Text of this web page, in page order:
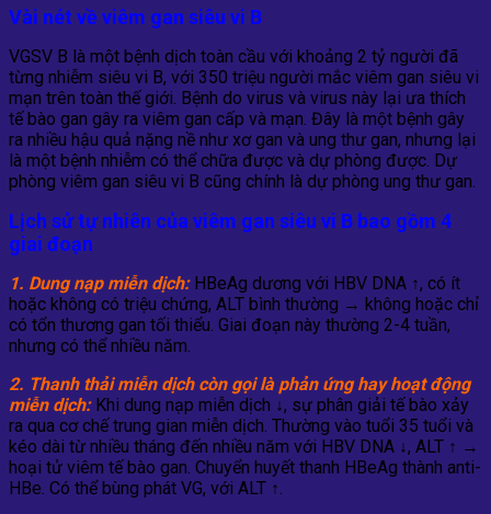
Vài nét về viêm gan siêu vi B
VGSV B là một bệnh dịch toàn cầu với khoảng 2 tỷ người đã
từng nhiễm siêu vi B, với 350 triệu người mắc viêm gan siêu vi
mạn trên toàn thế giới. Bệnh do virus và virus này lại ưa thích
tế bào gan gây ra viêm gan cấp và mạn. Đây là một bệnh gây
ra nhiều hậu quả nặng nề như xơ gan và ung thư gan, nhưng lại
là một bệnh nhiễm có thể chữa được và dự phòng được. Dự
phòng viêm gan siêu vi B cũng chính là dự phòng ung thư gan.
Lịch sử tự nhiên của viêm gan siêu vi B bao gồm 4
giai đoạn
1. Dung nạp miễn dịch: HBeAg dương với HBV DNA ↑, có ít
hoặc không có triệu chứng, ALT bình thường → không hoặc chỉ
có tổn thương gan tối thiểu. Giai đoạn này thường 2-4 tuần,
nhưng có thể nhiều năm.
2. Thanh thải miễn dịch còn gọi là phản ứng hay hoạt động
miễn dịch: Khi dung nạp miễn dịch ↓, sự phân giải tế bào xảy
ra qua cơ chế trung gian miễn dịch. Thường vào tuổi 35 tuổi và
kéo dài từ nhiều tháng đến nhiều năm với HBV DNA ↓, ALT ↑ →
hoại tử viêm tế bào gan. Chuyển huyết thanh HBeAg thành anti-
HBe. Có thể bùng phát VG, với ALT ↑.